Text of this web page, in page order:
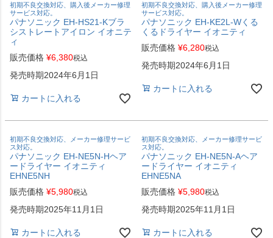
初期不良交換対応、購入後メーカー修理
サービス対応。
パナソニック EH-HS21-Kブラ
シストレートアイロン イオニテ
ィ
販売価格 ¥6,380税込
発売時期2024年6月1日
カートに入れる
初期不良交換対応、購入後メーカー修理
サービス対応。
パナソニック EH-KE2L-Wくる
くるドライヤー イオニティ
販売価格 ¥6,280税込
発売時期2024年6月1日
カートに入れる
初期不良交換対応、メーカー修理サービ
ス対応。
パナソニック EH-NE5N-Hヘア
ードライヤー イオニティ
EHNE5NH
販売価格 ¥5,980税込
発売時期2025年11月1日
カートに入れる
初期不良交換対応、メーカー修理サービ
ス対応。
パナソニック EH-NE5N-Aヘア
ードライヤー イオニティ
EHNE5NA
販売価格 ¥5,980税込
発売時期2025年11月1日
カートに入れる